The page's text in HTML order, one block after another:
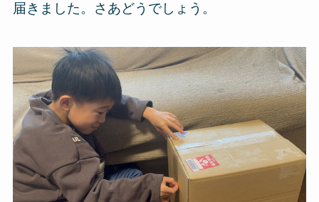
届きました。さあどうでしょう。